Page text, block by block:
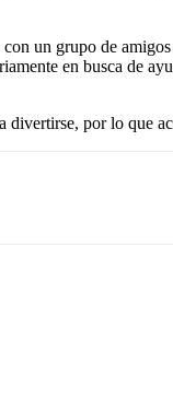
un grupo de
en busca de
por lo que